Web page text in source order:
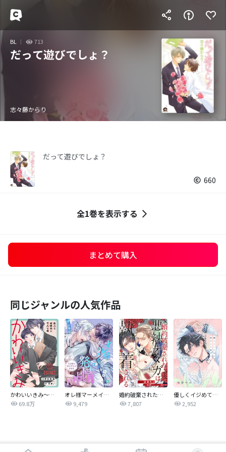
BL 713
だって遊びでしょ？
志々藤からり
だって遊びでしょ？
660
全1巻を表示する
まとめて購入
同じジャンルの人気作品
かわいいきみ～美人な幼馴染と平凡な僕～
69.8万
オレ様マーメイドは発情中～王子様は貧乏学生がお好き～
9,479
婚約破棄された悪辣オメガは義兄公爵に執着される 【連載版】
7,807
優しくイジめて溶かして混ぜて
2,952